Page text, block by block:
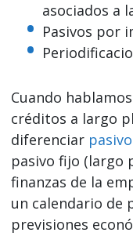
asociados a
Pasivos por
Cuando
créditos a largo
diferenciar
pasivo fijo (largo
finanzas de la
un calendario de
previsiones